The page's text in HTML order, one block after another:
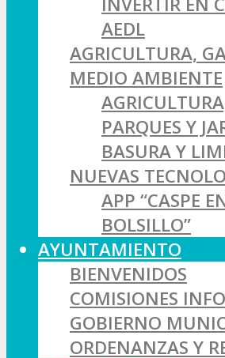
AEDL
AGRICULTURA,
MEDIO AMBIENTE
PARQUES Y
BASURA Y
NUEVAS
APP “CASPE
BOLSILLO”
AYUNTAMIENTO
BIENVENIDOS
COMISIONES
GOBIERNO
ORDENANZAS Y